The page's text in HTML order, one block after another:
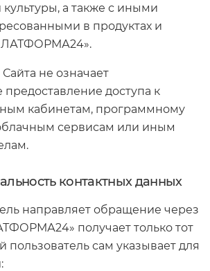
а также с иными
в продуктах и
не означает
предоставление доступа к
кабинетам, программному
сервисам или иным
контактных данных
направляет обращение через
получает только тот
пользователь сам указывает для